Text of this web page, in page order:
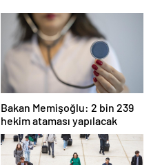
Bakan Memişoğlu: 2 bin 239
hekim ataması yapılacak